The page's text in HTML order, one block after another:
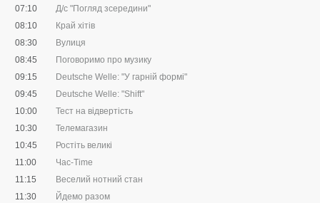
07:10
Д/с "Погляд зсередини"
08:10
Край хітів
08:30
Вулиця
08:45
Поговоримо про музику
09:15
Deutsche Welle: "У гарній формі"
09:45
Deutsche Welle: "Shift"
10:00
Тест на відвертість
10:30
Телемагазин
10:45
Ростіть великі
11:00
Час-Time
11:15
Веселий нотний стан
11:30
Йдемо разом